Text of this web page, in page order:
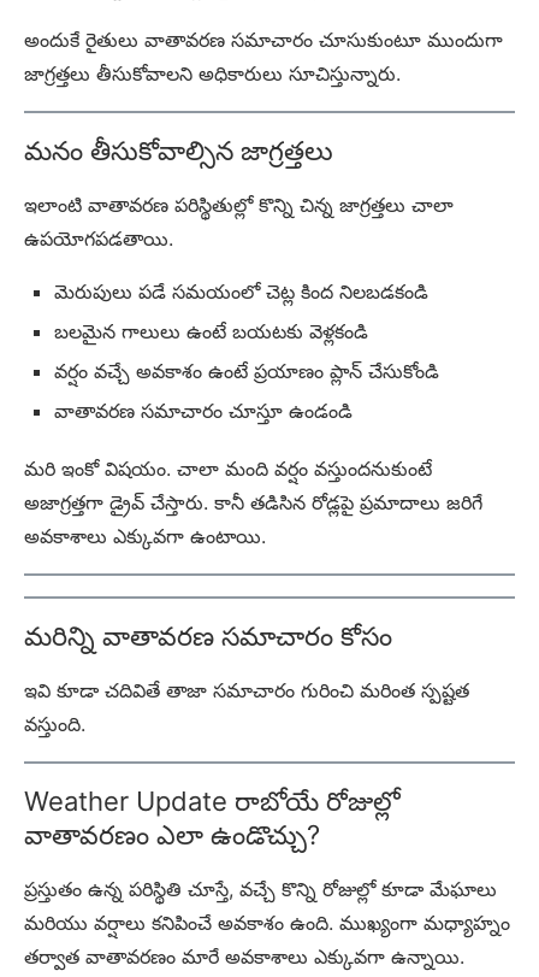
అందుకే రైతులు వాతావరణ సమాచారం చూసుకుంటూ ముందుగా
జాగ్రత్తలు తీసుకోవాలని అధికారులు సూచిస్తున్నారు.
మనం తీసుకోవాల్సిన జాగ్రత్తలు
ఇలాంటి వాతావరణ పరిస్థితుల్లో కొన్ని చిన్న జాగ్రత్తలు చాలా
ఉపయోగపడతాయి.
మెరుపులు పడే సమయంలో చెట్ల కింద నిలబడకండి
బలమైన గాలులు ఉంటే బయటకు వెళ్లకండి
వర్షం వచ్చే అవకాశం ఉంటే ప్రయాణం ప్లాన్ చేసుకోండి
వాతావరణ సమాచారం చూస్తూ ఉండండి
మరి ఇంకో విషయం. చాలా మంది వర్షం వస్తుందనుకుంటే
అజాగ్రత్తగా డ్రైవ్ చేస్తారు. కానీ తడిసిన రోడ్లపై ప్రమాదాలు జరిగే
అవకాశాలు ఎక్కువగా ఉంటాయి.
మరిన్ని వాతావరణ సమాచారం కోసం
ఇవి కూడా చదివితే తాజా సమాచారం గురించి మరింత స్పష్టత
వస్తుంది.
Weather Update రాబోయే రోజుల్లో
వాతావరణం ఎలా ఉండొచ్చు?
ప్రస్తుతం ఉన్న పరిస్థితి చూస్తే, వచ్చే కొన్ని రోజుల్లో కూడా మేఘాలు
మరియు వర్షాలు కనిపించే అవకాశం ఉంది. ముఖ్యంగా మధ్యాహ్నం
తర్వాత వాతావరణం మారే అవకాశాలు ఎక్కువగా ఉన్నాయి.